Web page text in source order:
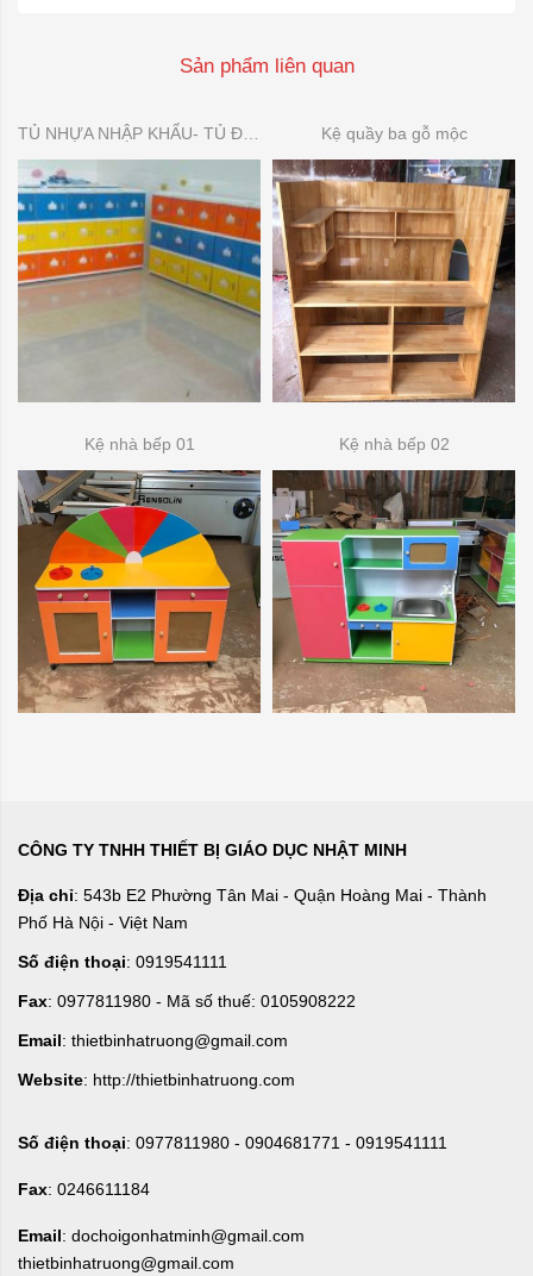
Sản phẩm liên quan
Kệ quầy ba gỗ mộc
Kệ nhà bếp 01 Kệ nhà bếp 02
CÔNG TY TNHH THIẾT BỊ GIÁO DỤC NHẬT MINH
Địa chỉ: 543b E2 Phường Tân Mai - Quận Hoàng Mai - Thành
Phố Hà Nội - Việt Nam
Số điện thoại: 0919541111
Fax: 0977811980 - Mã số thuế: 0105908222
Email: thietbinhatruong@gmail.com
Website: http://thietbinhatruong.com
Số điện thoại: 0977811980 - 0904681771 - 0919541111
Fax: 0246611184
Email: dochoigonhatminh@gmail.com
thietbinhatruong@gmail.com